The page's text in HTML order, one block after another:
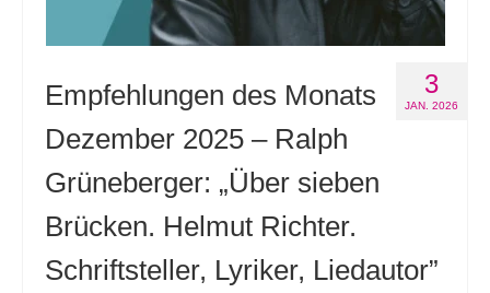
3
JAN. 2026
Empfehlungen des Monats
Dezember 2025 – Ralph
Grüneberger: „Über sieben
Brücken. Helmut Richter.
Schriftsteller, Lyriker, Liedautor”